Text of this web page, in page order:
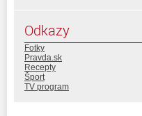
Odkazy
Fotky
Pravda.sk
Recepty
Šport
TV program